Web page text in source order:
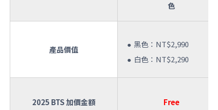
色
產品價值
黑色：NT$2,990
白色：NT$2,290
2025 BTS 加價金額 Free